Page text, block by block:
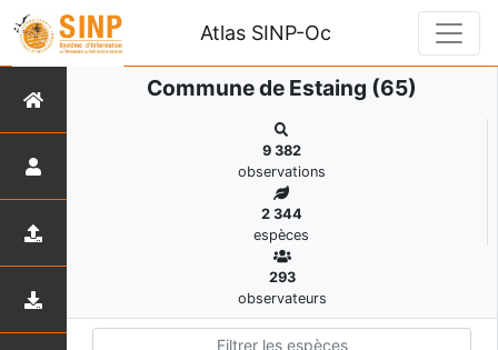
Atlas SINP-Oc
Commune de Estaing (65)
9 382
observations
2 344
espèces
293
observateurs